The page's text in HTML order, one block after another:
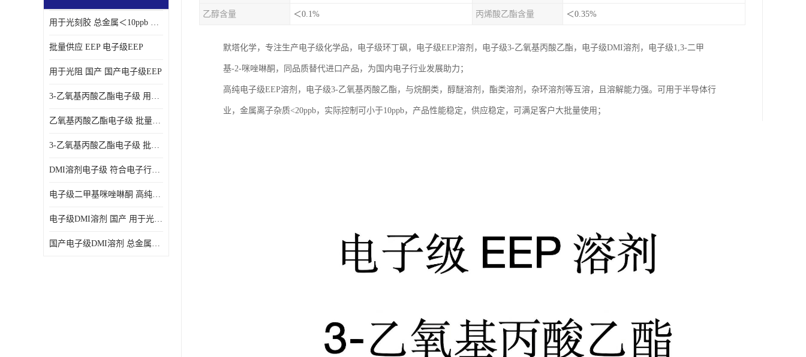
用于光刻胶 总金属＜10ppb 电子级EEP溶剂
批量供应 EEP 电子级EEP
用于光阻 国产 国产电子级EEP
3-乙氧基丙酸乙酯电子级 用于剥离液 国产
乙氧基丙酸乙酯电子级 批量供应 电子级
3-乙氧基丙酸乙酯电子级 批量供应
DMI溶剂电子级 符合电子行业要求
电子级二甲基咪唑啉酮 高纯度 用于光阻
电子级DMI溶剂 国产 用于光刻胶
国产电子级DMI溶剂 总金属小于20ppb 用于半导体清洗
乙醇含量 ＜0.1% 丙烯酸乙酯含量 ＜0.35%
默塔化学，专注生产电子级化学品，电子级环丁砜，电子级EEP溶剂，电子级3-乙氧基丙酸乙酯，电子级DMI溶剂，电子级1,3-二甲
基-2-咪唑啉酮，同品质替代进口产品，为国内电子行业发展助力；
高纯电子级EEP溶剂，电子级3-乙氧基丙酸乙酯，与烷酮类，醇醚溶剂，酯类溶剂，杂环溶剂等互溶，且溶解能力强。可用于半导体行
业，金属离子杂质<20ppb，实际控制可小于10ppb，产品性能稳定，供应稳定，可满足客户大批量使用；